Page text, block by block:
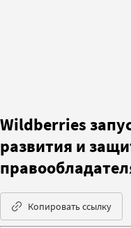
Wildberries
развития и
Копировать ссылку